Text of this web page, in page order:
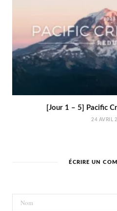
[Jour 1 – 5] Pacific
24 AVRIL
ÉCRIRE UN